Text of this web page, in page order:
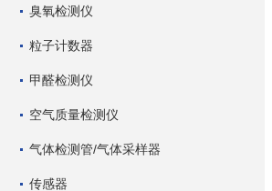
臭氧检测仪
粒子计数器
甲醛检测仪
空气质量检测仪
气体检测管/气体采样器
传感器